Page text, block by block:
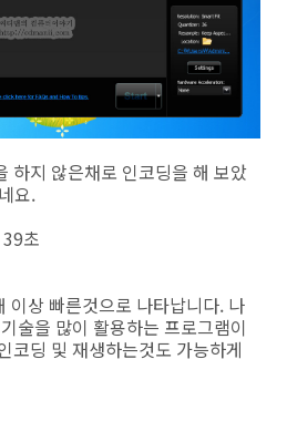
하지 않은채로 인코딩을 해 보았
요.
초
이상 빠른것으로 나타납니다. 나
술을 많이 활용하는 프로그램이
코딩 및 재생하는것도 가능하게